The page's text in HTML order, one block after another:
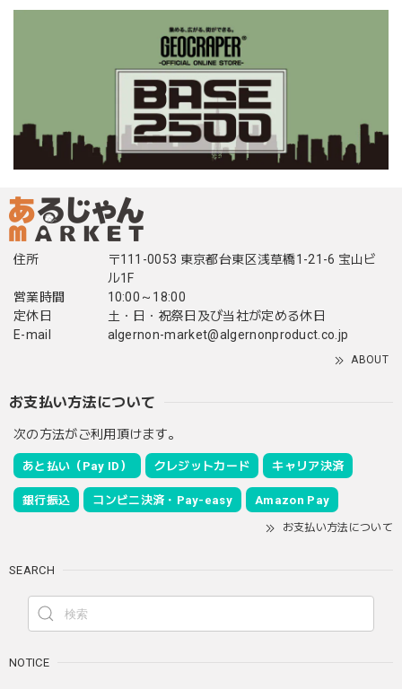
住所
〒111-0053 東京都台東区浅草橋1-21-6 宝山ビ
ル1F
営業時間
10:00～18:00
定休日
土・日・祝祭日及び当社が定める休日
E-mail
algernon-market@algernonproduct.co.jp
ABOUT
お支払い方法について
次の方法がご利用頂けます。
あと払い（Pay ID） クレジットカード キャリア決済
銀行振込 コンビニ決済・Pay-easy Amazon Pay
お支払い方法について
SEARCH
NOTICE